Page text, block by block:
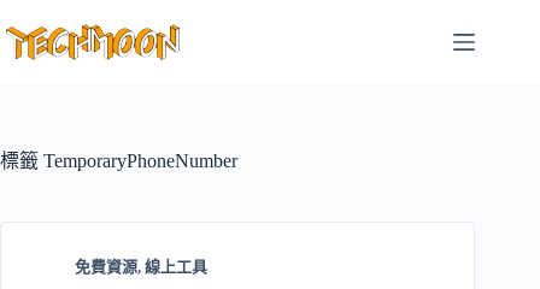
至
容
標籤 TemporaryPhoneNumber
免費資源, 線上工具